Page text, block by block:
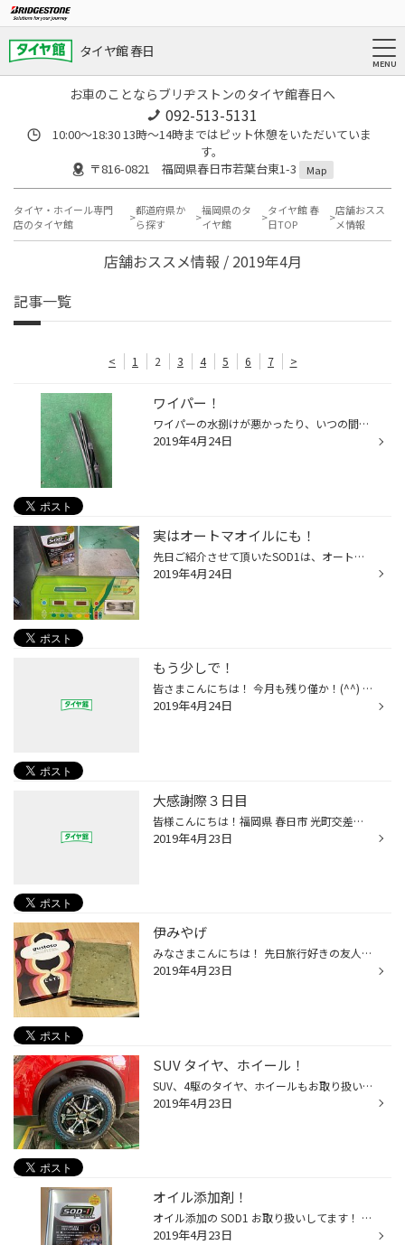
タイヤ館 春日
お車のことならブリヂストンのタイヤ館春日へ
092-513-5131
10:00～18:30 13時〜14時まではピット休憩をいただいていま
す。
〒816-0821 福岡県春日市若葉台東1-3
Map
タイヤ・ホイール専門
店のタイヤ館
都道府県か
ら探す
福岡県のタ
イヤ館
タイヤ館 春
日TOP
店舗おスス
メ情報
店舗おススメ情報 / 2019年4月
記事一覧
< 1 2 3 4 5 6 7 >
ワイパー！
ワイパーの水捌けが悪かったり、いつの間にかこんなふうに先が裂けてたり･･･(・▽・) ワイパーを1年以上ご使用の場合は、ゴムが固くなって交換時期となります(＞＜) 梅雨の前にご準備いかがですか？(ง •̀_•́)ง
2019年4月24日
実はオートマオイルにも！
先日ご紹介させて頂いたSOD1は、オートマオイルにもお入れすることが出来るんです！ 僕も、試してみたのですが、加速が良くなり、ギヤチェンジがスムーズになった感じがして、とても良かったです！ 1度お試し頂ければと思います！
2019年4月24日
もう少しで！
皆さまこんにちは！ 今月も残り僅か！(^^) いや〜ほんと時が経つのは早いですね〜 5月より新元号スタートですね！ 特に意味はないですが！笑 新たな気持ちで頑張りましょう！笑（＾Ｏ＾☆♪
2019年4月24日
大感謝際３日目
皆様こんにちは！福岡県 春日市 光町交差点近くの タイヤ館春日店です。 ４/２０日～５/６日期間 大感謝祭しております( ｀ー´)ノ ゴールデンウイーク前のお車の準備はお済ですか？ タイヤ交換からオイル交換！その他車両メンテナンスはぜひ 認証工場のタイヤ館春日にお任せください！( *´艸｀) お...
2019年4月23日
伊みやげ
みなさまこんにちは！ 先日旅行好きの友人からフィレンツェのおみやげをもらいました〜 大好きなピスタチオのチョコレート(っ^ω^c)♡ 1人じゃ食べきれない量なので家族と分け分けしていただきました汗 たまには海外の旅行も良いですよね〜
2019年4月23日
SUV タイヤ、ホイール！
SUV、4駆のタイヤ、ホイールもお取り扱いしてます！ 4駆らしくかっこよくしたい！ という方是非ご来店してみてください！
2019年4月23日
オイル添加剤！
オイル添加の SOD1 お取り扱いしてます！ 燃費をよくしたい！ お車の調子を新車時の状態で維持したい方などにオススメです！ 現在入れられたお客様からは、入れてよかったとのお声も頂いてます！ 是非、お試しください！！
2019年4月23日